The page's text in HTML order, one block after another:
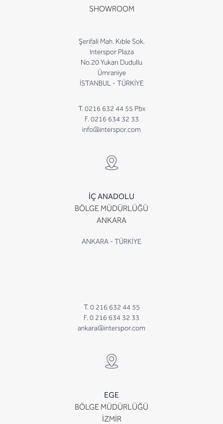
SHOWROOM
Şerifali Mah. Kıble Sok.
Interspor Plaza
No.20 Yukarı Dudullu
Ümraniye
İSTANBUL - TÜRKİYE
T. 0216 632 44 55 Pbx
F. 0216 634 32 33
info@interspor.com
İÇ ANADOLU
BÖLGE MÜDÜRLÜĞÜ
ANKARA
ANKARA - TÜRKİYE
T. 0 216 632 44 55
F. 0 216 634 32 33
ankara@interspor.com
EGE
BÖLGE MÜDÜRLÜĞÜ
İZMİR